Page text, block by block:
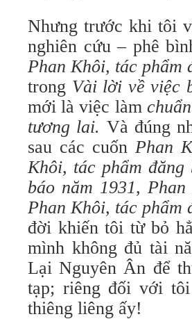
Nhưng trước khi tôi
nghiên cứu – phê
Phan Khôi, tác phẩm
trong Vài lời về việc
mới là việc làm
tương lai. Và đúng
sau các cuốnPhan
Khôi, tác phẩm đăng
báo năm 1931,
Phan Khôi, tác
đời khiến tôi từ bỏ
mình không đủ tài
Lại Nguyên Ân để
tạp; riêng đối với
thiêng liêng ấy!